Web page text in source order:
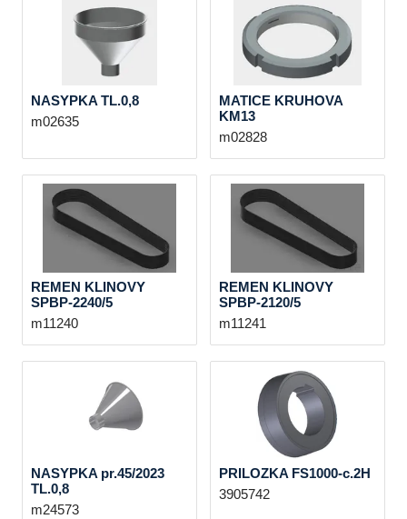
NASYPKA TL.0,8
m02635
MATICE KRUHOVA
KM13
m02828
REMEN KLINOVY
SPBP-2240/5
m11240
REMEN KLINOVY
SPBP-2120/5
m11241
NASYPKA pr.45/2023
TL.0,8
m24573
PRILOZKA FS1000-c.2H
3905742